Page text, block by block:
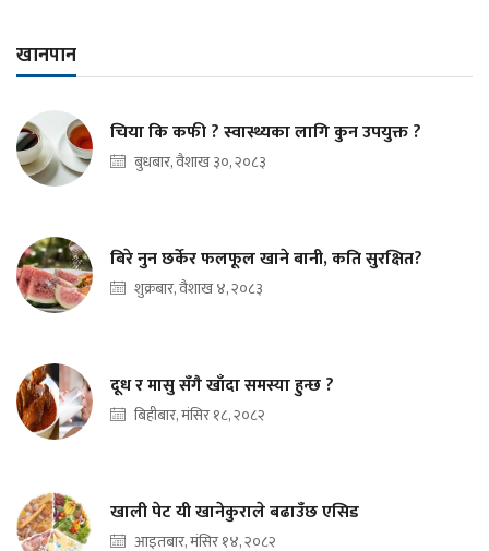
खानपान
चिया कि कफी ? स्वास्थ्यका लागि कुन उपयुक्त ?
बुधबार, वैशाख ३०, २०८३
बिरे नुन छर्केर फलफूल खाने बानी, कति सुरक्षित?
शुक्रबार, वैशाख ४, २०८३
दूध र मासु सँगै खाँदा समस्या हुन्छ ?
बिहीबार, मंसिर १८, २०८२
खाली पेट यी खानेकुराले बढाउँछ एसिड
आइतबार, मंसिर १४, २०८२